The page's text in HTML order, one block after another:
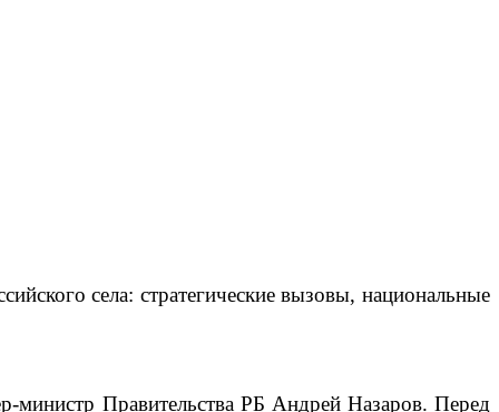
села: стратегические вызовы, национальные
министр Правительства РБ Андрей Назаров. Перед